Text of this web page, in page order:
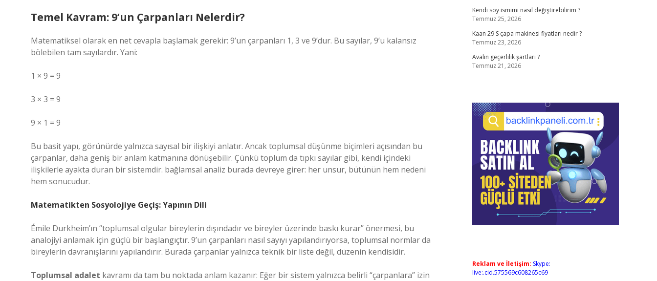
Temel Kavram: 9’un Çarpanları Nelerdir?
Matematiksel olarak en net cevapla başlamak gerekir: 9’un çarpanları 1, 3 ve 9’dur. Bu sayılar, 9’u kalansız
bölebilen tam sayılardır. Yani:
1 × 9 = 9
3 × 3 = 9
9 × 1 = 9
Bu basit yapı, görünürde yalnızca sayısal bir ilişkiyi anlatır. Ancak toplumsal düşünme biçimleri açısından bu
çarpanlar, daha geniş bir anlam katmanına dönüşebilir. Çünkü toplum da tıpkı sayılar gibi, kendi içindeki
ilişkilerle ayakta duran bir sistemdir. bağlamsal analiz burada devreye girer: her unsur, bütünün hem nedeni
hem sonucudur.
Matematikten Sosyolojiye Geçiş: Yapının Dili
Émile Durkheim’ın “toplumsal olgular bireylerin dışındadır ve bireyler üzerinde baskı kurar” önermesi, bu
analojiyi anlamak için güçlü bir başlangıçtır. 9’un çarpanları nasıl sayıyı yapılandırıyorsa, toplumsal normlar da
bireylerin davranışlarını yapılandırır. Burada çarpanlar yalnızca teknik bir liste değil, düzenin kendisidir.
Toplumsal adalet kavramı da tam bu noktada anlam kazanır: Eğer bir sistem yalnızca belirli “çarpanlara” izin
Kendi soy ismimi nasıl değiştirebilirim ?
Temmuz 25, 2026
Kaan 29 S çapa makinesi fiyatları nedir ?
Temmuz 23, 2026
Avalin geçerlilik şartları ?
Temmuz 21, 2026
Reklam ve İletişim: Skype:
live:.cid.575569c608265c69